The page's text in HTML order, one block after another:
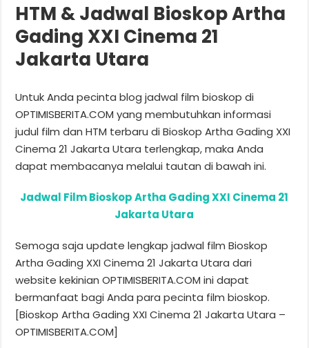
HTM & Jadwal Bioskop Artha
Gading XXI Cinema 21
Jakarta Utara
Untuk Anda pecinta blog jadwal film bioskop di
OPTIMISBERITA.COM yang membutuhkan informasi
judul film dan HTM terbaru di Bioskop Artha Gading XXI
Cinema 21 Jakarta Utara terlengkap, maka Anda
dapat membacanya melalui tautan di bawah ini.
Jadwal Film Bioskop Artha Gading XXI Cinema 21
Jakarta Utara
Semoga saja update lengkap jadwal film Bioskop
Artha Gading XXI Cinema 21 Jakarta Utara dari
website kekinian OPTIMISBERITA.COM ini dapat
bermanfaat bagi Anda para pecinta film bioskop.
[Bioskop Artha Gading XXI Cinema 21 Jakarta Utara –
OPTIMISBERITA.COM]